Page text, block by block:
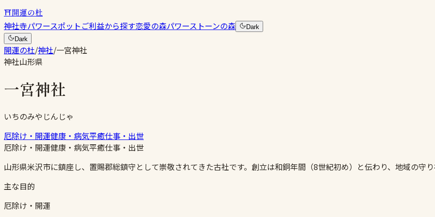
⛩開運の杜
神社寺パワースポットご利益から探す恋愛の森パワーストーンの森
Dark
Dark
開運の杜/神社/一宮神社
神社山形県
一宮神社
いちのみやじんじゃ
厄除け・開運健康・病気平癒仕事・出世
厄除け・開運健康・病気平癒仕事・出世
山形県米沢市に鎮座し、置賜郡総鎮守として崇敬されてきた古社です。創立は和銅年間（8世紀初め）と伝わり、地域の守り
主な目的
厄除け・開運